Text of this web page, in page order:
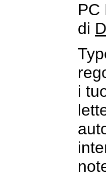
PC
di
i